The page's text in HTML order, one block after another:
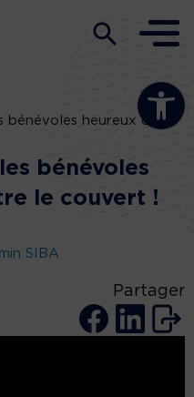
Ouvrir la
bénévoles heureux de
bénévoles
le couvert !
SIBA
Partager